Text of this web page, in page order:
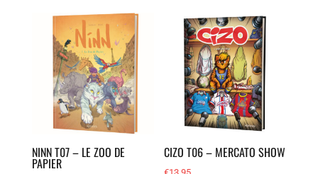
NINN T07 – LE ZOO DE
PAPIER
CIZO T06 – MERCATO SHOW